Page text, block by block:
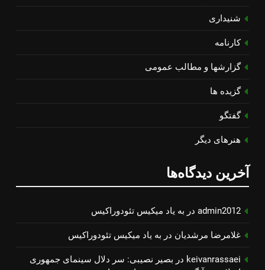
شنیداری
کارنامه
گزارشها و مطالب عمومی
گزیده ها
گفتگو
هنرهای دیگر
آخرین دیدگاه‌ها
admin2012 در به یاد میكیس تئودوراكیس
غلامرضا مرشدیان در به یاد میكیس تئودوراكیس
keivanrassaei در بصیر نصیبی: سر دلال سینمای جمهوری